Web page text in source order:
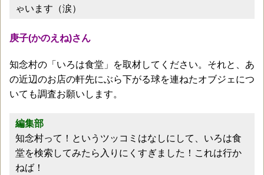
ゃいます（涙）
庚子(かのえね)さん
知念村の「いろは食堂」を取材してください。それと、あ
の近辺のお店の軒先にぶら下がる球を連ねたオブジェにつ
いても調査お願いします。
編集部
知念村って！というツッコミはなしにして、いろは食
堂を検索してみたら入りにくすぎました！これは行か
ねば！